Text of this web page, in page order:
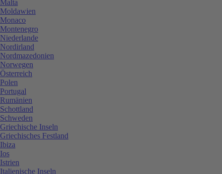
Malta
Moldawien
Monaco
Montenegro
Niederlande
Nordirland
Nordmazedonien
Norwegen
Österreich
Polen
Portugal
Rumänien
Schottland
Schweden
Griechische Inseln
Griechisches Festland
Ibiza
Ios
Istrien
Italienische Inseln